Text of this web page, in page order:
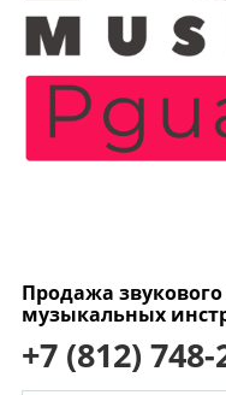
Продажа
музыкальных
+7 (812) 748-